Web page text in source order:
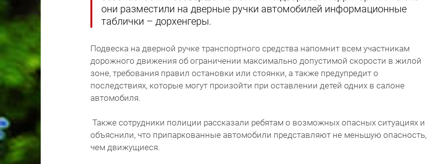
они разместили на дверные ручки автомобилей информационные
таблички – дорхенгеры.
Подвеска на дверной ручке транспортного средства напомнит всем участникам
дорожного движения об ограничении максимально допустимой скорости в жилой
зоне, требования правил остановки или стоянки, а также предупредит о
последствиях, которые могут произойти при оставлении детей одних в салоне
автомобиля.
Также сотрудники полиции рассказали ребятам о возможных опасных ситуациях и
объяснили, что припаркованные автомобили представляют не меньшую опасность,
чем движущиеся.